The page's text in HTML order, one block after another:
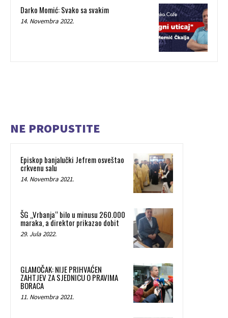
Darko Momić: Svako sa svakim
14. Novembra 2022.
NE PROPUSTITE
Episkop banjalučki Jefrem osveštao
crkvenu salu
14. Novembra 2021.
ŠG „Vrbanja“ bilo u minusu 260.000
maraka, a direktor prikazao dobit
29. Jula 2022.
GLAMOČAK: NIJE PRIHVAĆEN
ZAHTJEV ZA SJEDNICU O PRAVIMA
BORACA
11. Novembra 2021.